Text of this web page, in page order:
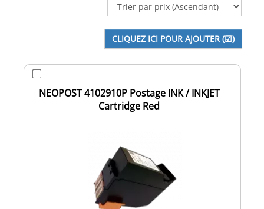
NEOPOST 4102910P Postage INK / INKJET
Cartridge Red